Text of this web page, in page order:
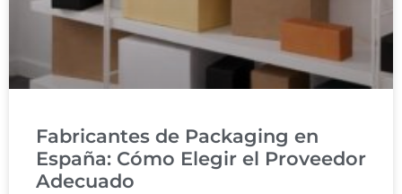
Fabricantes de Packaging en
España: Cómo Elegir el Proveedor
Adecuado